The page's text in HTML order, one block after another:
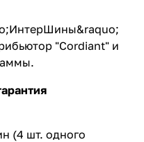
"Cordiant" и
(4 шт. одного